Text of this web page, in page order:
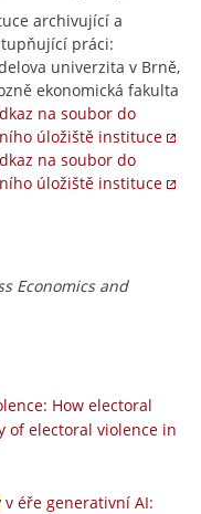
archivující a
práci:
univerzita v Brně,
ekonomická fakulta
na soubor do
úložiště instituce
na soubor do
úložiště instituce
Economics and
How electoral
electoral violence in
v éře generativní AI: